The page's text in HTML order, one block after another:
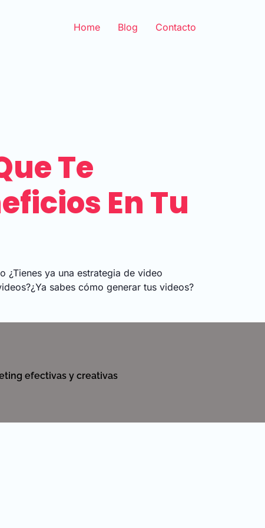
Home Blog Contacto
Te
En Tu
¿Tienes ya una estrategia de video
sabes cómo generar tus videos?
efectivas y creativas